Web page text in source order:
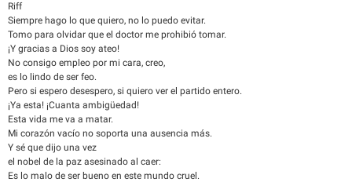
Riff
Siempre hago lo que quiero, no lo puedo evitar.
Tomo para olvidar que el doctor me prohibió tomar.
¡Y gracias a Dios soy ateo!
No consigo empleo por mi cara, creo,
es lo lindo de ser feo.
Pero si espero desespero, si quiero ver el partido entero.
¡Ya esta! ¡Cuanta ambigüedad!
Esta vida me va a matar.
Mi corazón vacío no soporta una ausencia más.
Y sé que dijo una vez
el nobel de la paz asesinado al caer:
Es lo malo de ser bueno en este mundo cruel.